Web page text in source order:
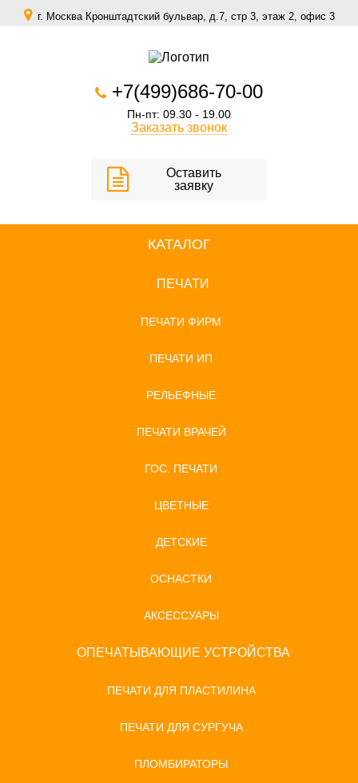
г. Москва Кронштадтский бульвар, д.7, стр 3, этаж 2, офис 3
+7(499)686-70-00
Пн-пт: 09.30 - 19.00
Заказать звонок
Оставить
заявку
КАТАЛОГ
ПЕЧАТИ
ПЕЧАТИ ФИРМ
ПЕЧАТИ ИП
РЕЛЬЕФНЫЕ
ПЕЧАТИ ВРАЧЕЙ
ГОС. ПЕЧАТИ
ЦВЕТНЫЕ
ДЕТСКИЕ
ОСНАСТКИ
АКСЕССУАРЫ
ОПЕЧАТЫВАЮЩИЕ УСТРОЙСТВА
ПЕЧАТИ ДЛЯ ПЛАСТИЛИНА
ПЕЧАТИ ДЛЯ СУРГУЧА
ПЛОМБИРАТОРЫ